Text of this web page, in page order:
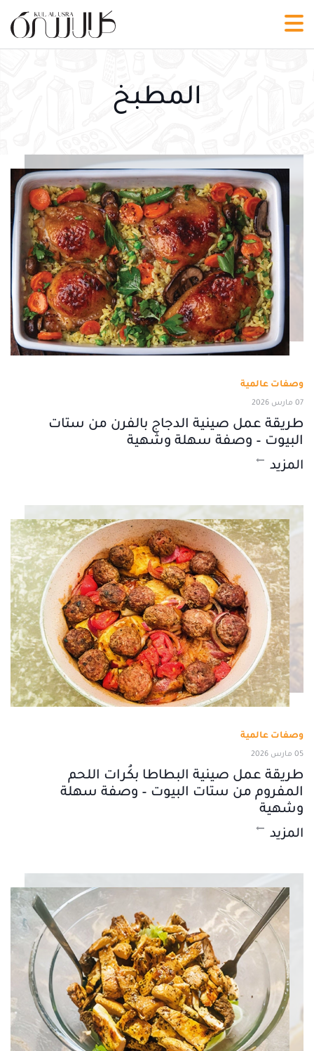
المطبخ
وصفات عالمية
07 مارس 2026
طريقة عمل صينية الدجاج بالفرن من ستات
البيوت – وصفة سهلة وشهية
المزيد
وصفات عالمية
05 مارس 2026
طريقة عمل صينية البطاطا بكُرات اللحم
المفروم من ستات البيوت – وصفة سهلة
وشهية
المزيد